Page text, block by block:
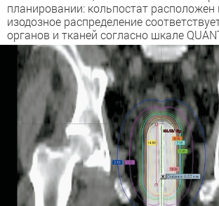
планировании: кольпостат расположен
изодозное распределение
органов и тканей согласно шкале